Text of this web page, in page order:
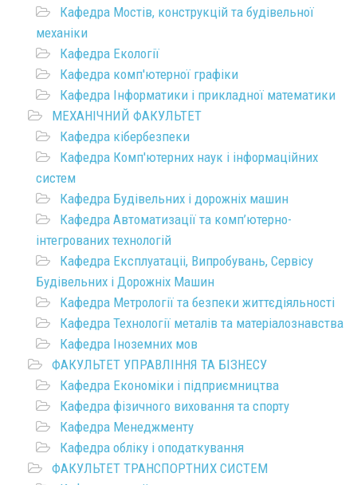
Кафедра Мостів, конструкцій та будівельної
механіки
Кафедра Екології
Кафедра комп'ютерної графіки
Кафедра Інформатики і прикладної математики
МЕХАНІЧНИЙ ФАКУЛЬТЕТ
Кафедра кібербезпеки
Кафедра Комп'ютерних наук і інформаційних
систем
Кафедра Будівельних і дорожніх машин
Кафедра Автоматизації та комп’ютерно-
інтегрованих технологій
Кафедра Експлуатаціі, Випробувань, Сервісу
Будівельних і Дорожніх Машин
Кафедра Метрології та безпеки життєдіяльності
Кафедра Технології металів та матеріалознавства
Кафедра Іноземних мов
ФАКУЛЬТЕТ УПРАВЛІННЯ ТА БІЗНЕСУ
Кафедра Економіки і підприємництва
Кафедра фізичного виховання та спорту
Кафедра Менеджменту
Кафедра обліку і оподаткування
ФАКУЛЬТЕТ ТРАНСПОРТНИХ СИСТЕМ